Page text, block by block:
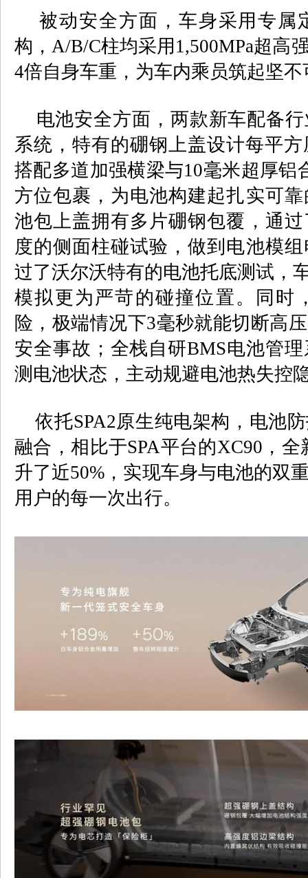
被动安全方面，车身采用专属
构， A/B/C柱均采用 1,500MPa超高
4倍自身车重，为车内乘员筑起坚
电池安全方面，两款新车配备行
系统，特有的硼钢上盖设计每平
搭配多道加强横梁与10毫米超厚铝
方位包裹，为电池构建起扎实可
池包上盖拥有多片硼钢包覆，通
度的侧面柱碰试验，做到电池模
过了沃尔沃特有的电池托底测试，
模拟更为严苛的碰撞位置。同时
险，极端情况下3毫秒就能切断高
安全事故；全栈自研BMS电池管
测电池状态，主动规避电池热失控
依托SPA2原生纯电架构，电池
融合，相比于SPA平台的XC90 ，全
升了近50% ，实现车身与电池的双
用户的每一次出行。